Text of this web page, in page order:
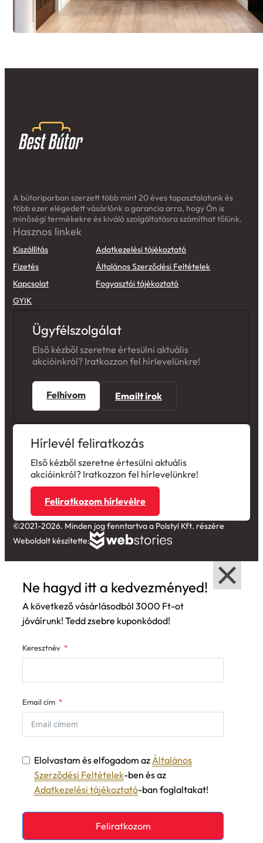
A bútoriparban szerzett több mint 20 éves tapasztalatunk és
több ezer elégedett vásárlónk a garancia arra, hogy Ön is
minőségi termékekre és kiváló szolgáltatásra számíthat tőlünk.
Hasznos linkek
Kiszállítás
Fizetés
Kapcsolat
GYIK
Adatkezelési tájékoztató
Általános Szerződési Feltételek
Fogyasztói tájékoztató
Ügyfélszolgálat
Első kézből szeretne értesülni aktuális
akcióinkról? Iratkozzon fel hírlevelünkre!
Felhívom Emailt írok
Hírlevél feliratkozás
Első kézből szeretne értesülni aktuális
akcióinkról? Iratkozzon fel hírlevelünkre!
Feliratkozom hírlevélre
©2021-2026. Minden jog fenntartva a Polstyl Kft. részére
Weboldalt készítette:
Ne hagyd itt a kedvezményed!
A következő vásárlásodból 3000 Ft-ot
jóváírunk! Tedd zsebre kuponkódod!
Keresztnév
Email cím
Elolvastam és elfogadom az Általános
Szerződési Feltételek-ben és az
Adatkezelési tájékoztató-ban foglaltakat!
Feliratkozom